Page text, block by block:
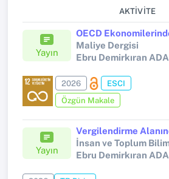
AKTIVITE
Yayın
Maliye Dergisi
Ebru Demirkıran ADA
2026
ESCI
Özgün Makale
Yayın
Ebru Demirkıran ADA